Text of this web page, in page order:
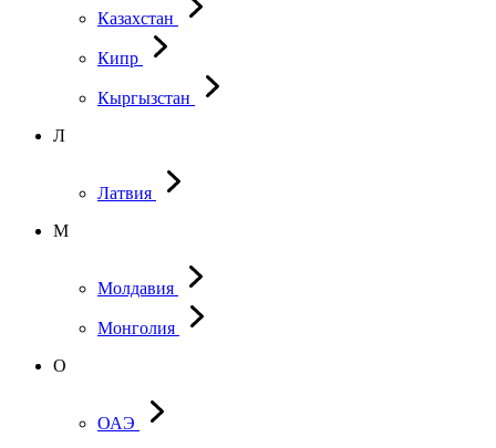
Казахстан
Кипр
Кыргызстан
Л
Латвия
М
Молдавия
Монголия
О
ОАЭ